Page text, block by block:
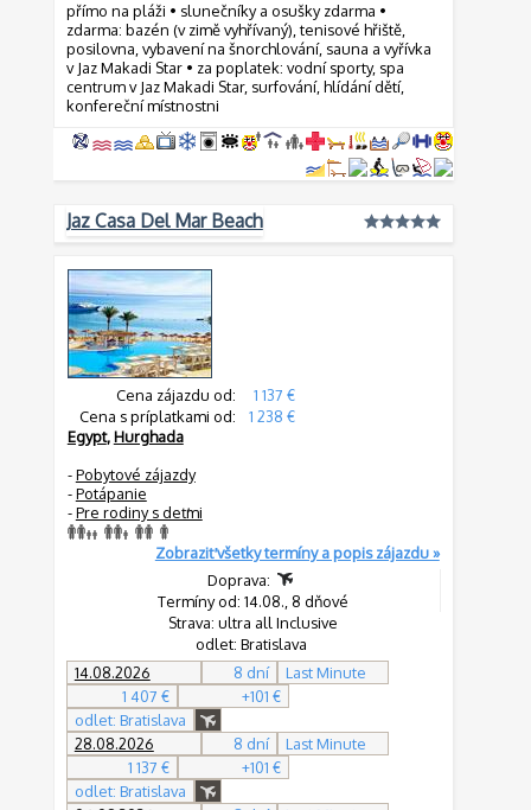
přímo na pláži • slunečníky a osušky zdarma •
zdarma: bazén (v zimě vyhřívaný), tenisové hřiště,
posilovna, vybavení na šnorchlování, sauna a vyřívka
v Jaz Makadi Star • za poplatek: vodní sporty, spa
centrum v Jaz Makadi Star, surfování, hlídání dětí,
konfereční místnostni
Jaz Casa Del Mar Beach
Cena zájazdu od:
1 137 €
Cena s príplatkami od:
1 238 €
Egypt,Hurghada
-Pobytové zájazdy
-Potápanie
-Pre rodiny s deťmi
Zobraziť všetky termíny a popis zájazdu »
Doprava:
Termíny od: 14.08., 8 dňové
Strava: ultra all Inclusive
odlet: Bratislava
14.08.2026
8 dní
Last Minute
1 407 €
+101 €
odlet: Bratislava
28.08.2026
8 dní
Last Minute
1 137 €
+101 €
odlet: Bratislava